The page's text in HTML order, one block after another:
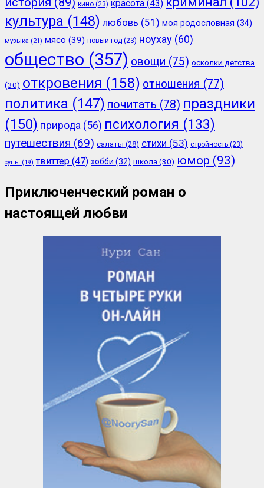
кино (23) красота (43)
культура (148) любовь (51) моя родословная (34)
музыка (21) мясо (39) новый год (23) ноухау (60)
общество (357) овощи (75) осколки детства
(30) откровения (158) отношения (77)
политика (147) почитать (78) праздники
(150) природа (56) психология (133)
путешествия (69) салаты (28) стихи (53) стройность (23)
супы (19) твиттер (47) хобби (32) школа (30) юмор (93)
Приключенческий роман о
настоящей любви